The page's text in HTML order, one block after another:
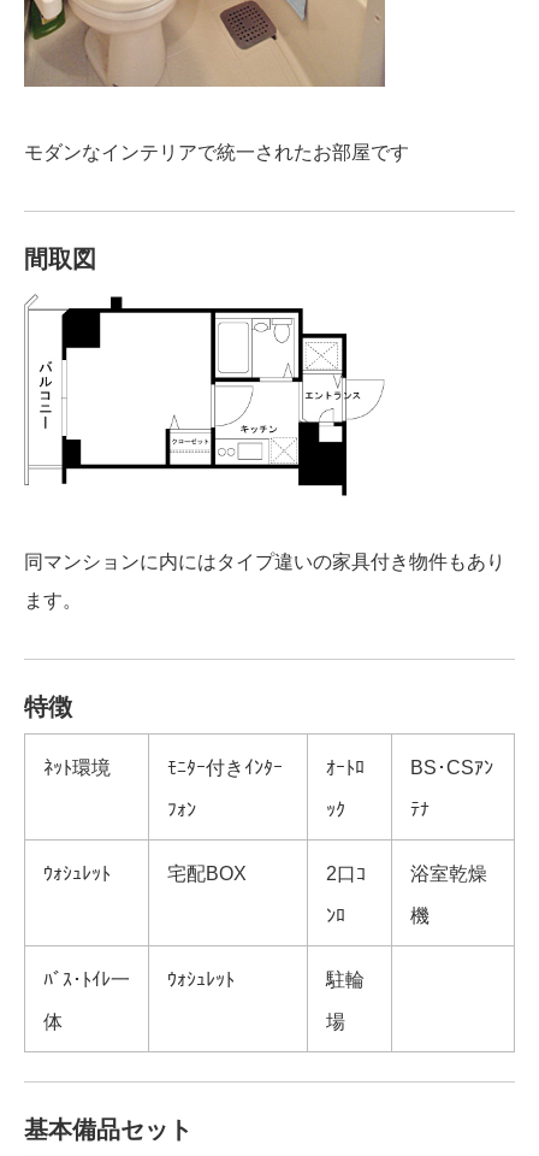
モダンなインテリアで統一されたお部屋です
間取図
同マンションに内にはタイプ違いの家具付き物件もあり
ます。
特徴
ﾈｯﾄ環境 ﾓﾆﾀｰ付きｲﾝﾀｰ
ﾌｫﾝ
ｵｰﾄﾛ
ｯｸ
BS･CSｱﾝ
ﾃﾅ
ｳｫｼｭﾚｯﾄ 宅配BOX 2口ｺ
ﾝﾛ
浴室乾燥
機
ﾊﾞｽ･ﾄｲﾚ一
体
ｳｫｼｭﾚｯﾄ 駐輪
場
基本備品セット